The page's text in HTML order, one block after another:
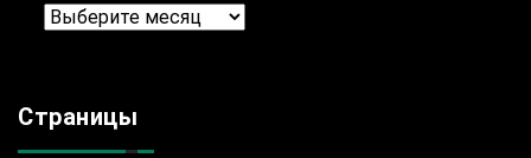
Архив
Страницы